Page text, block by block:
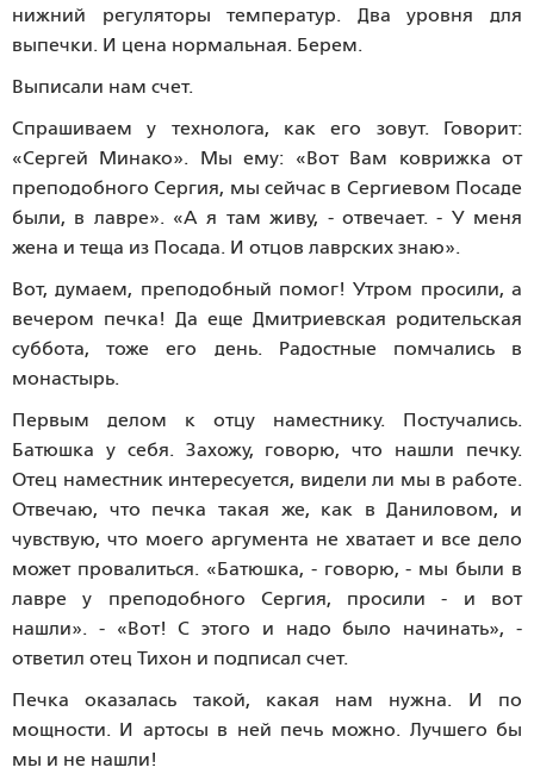
нижний регуляторы температур. Два уровня для
выпечки. И цена нормальная. Берем.
Выписали нам счет.
Спрашиваем у технолога, как его зовут. Говорит:
«Сергей Минако». Мы ему: «Вот Вам коврижка от
преподобного Сергия, мы сейчас в Сергиевом Посаде
были, в лавре». «А я там живу, - отвечает. - У меня
жена и теща из Посада. И отцов лаврских знаю».
Вот, думаем, преподобный помог! Утром просили, а
вечером печка! Да еще Дмитриевская родительская
суббота, тоже его день. Радостные помчались в
монастырь.
Первым делом к отцу наместнику. Постучались.
Батюшка у себя. Захожу, говорю, что нашли печку.
Отец наместник интересуется, видели ли мы в работе.
Отвечаю, что печка такая же, как в Даниловом, и
чувствую, что моего аргумента не хватает и все дело
может провалиться. «Батюшка, - говорю, - мы были в
лавре у преподобного Сергия, просили - и вот
нашли». - «Вот! С этого и надо было начинать», -
ответил отец Тихон и подписал счет.
Печка оказалась такой, какая нам нужна. И по
мощности. И артосы в ней печь можно. Лучшего бы
мы и не нашли!